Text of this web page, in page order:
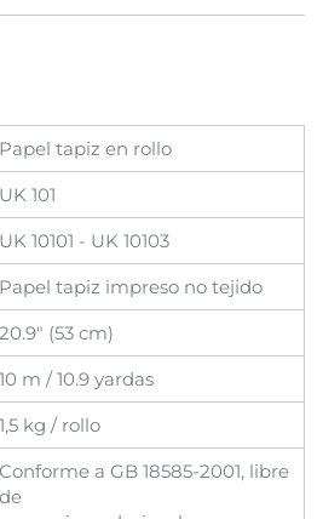
Papel tapiz en rollo
UK 101
UK 10101 - UK 10103
Papel tapiz impreso no tejido
20.9" (53 cm)
10 m / 10.9 yardas
1,5 kg / rollo
Conforme a GB 18585-2001, libre
de